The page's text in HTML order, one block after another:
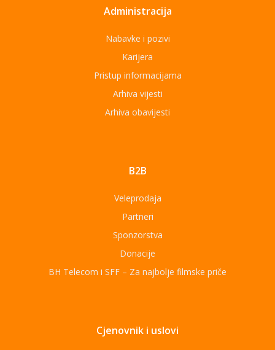
Administracija
Nabavke i pozivi
Karijera
Pristup informacijama
Arhiva vijesti
Arhiva obavijesti
B2B
Veleprodaja
Partneri
Sponzorstva
Donacije
BH Telecom i SFF – Za najbolje filmske priče
Cjenovnik i uslovi